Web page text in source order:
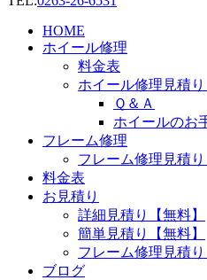
プ
HOME
ホイール修理
料金表
ホイール修理見積り
Ｑ＆Ａ
ホイールのお
フレーム修理
フレーム修理見積り
料金表
お見積り
詳細見積り【無料】
簡単見積り【無料】
フレーム修理見積り
ブログ